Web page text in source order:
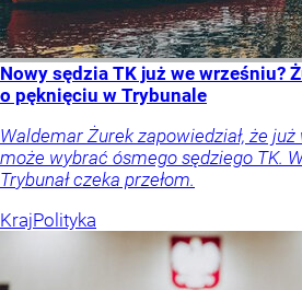
Nowy sędzia TK już we wrześniu?
o pęknięciu w Trybunale
Waldemar Żurek zapowiedział, że
może wybrać ósmego sędziego TK.
Trybunał czeka przełom.
KrajPolityka